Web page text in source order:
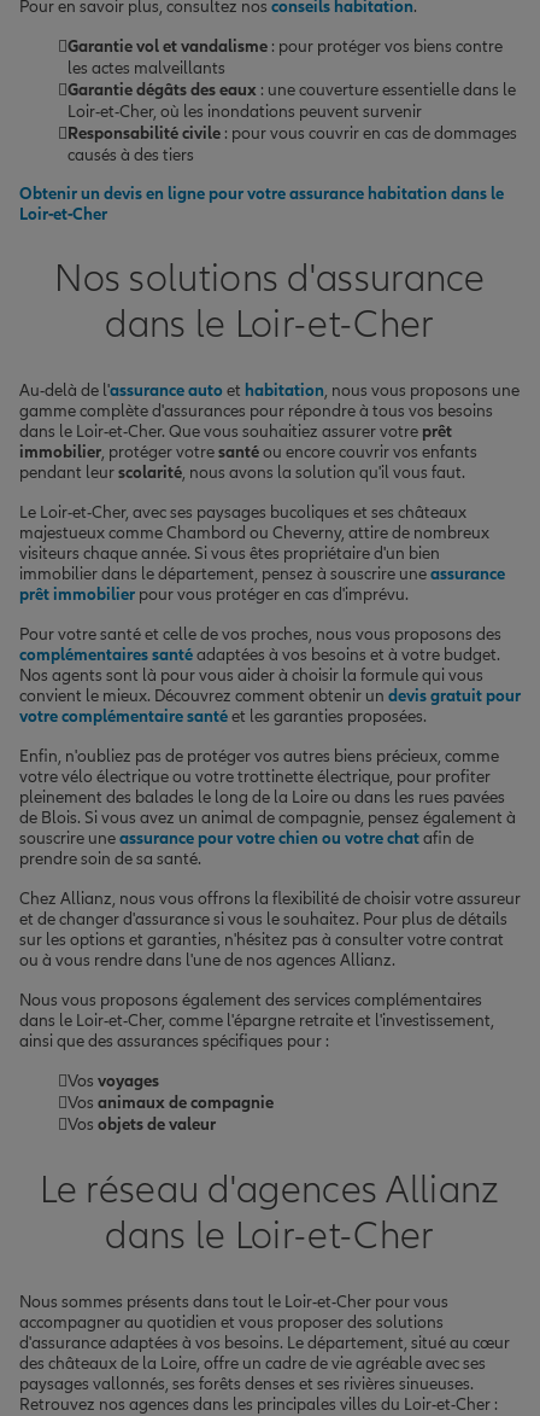
Pour en savoir plus, consultez nos conseils habitation.
Garantie vol et vandalisme : pour protéger vos biens contre
les actes malveillants
Garantie dégâts des eaux : une couverture essentielle dans le
Loir-et-Cher, où les inondations peuvent survenir
Responsabilité civile : pour vous couvrir en cas de dommages
causés à des tiers
Obtenir un devis en ligne pour votre assurance habitation dans le
Loir-et-Cher
Nos solutions d'assurance
dans le Loir-et-Cher
Au-delà de l'assurance autoet habitation, nous vous proposons une
gamme complète d'assurances pour répondre à tous vos besoins
dans le Loir-et-Cher. Que vous souhaitiez assurer votre prêt
immobilier, protéger votresantéou encore couvrir vos enfants
pendant leurscolarité, nous avons la solution qu'il vous faut.
Le Loir-et-Cher, avec ses paysages bucoliques et ses châteaux
majestueux comme Chambord ou Cheverny, attire de nombreux
visiteurs chaque année. Si vous êtes propriétaire d'un bien
immobilier dans le département, pensez à souscrire uneassurance
prêt immobilier pour vous protéger en cas d'imprévu.
Pour votre santé et celle de vos proches, nous vous proposons des
complémentaires santéadaptées à vos besoins et à votre budget.
Nos agents sont là pour vous aider à choisir la formule qui vous
convient le mieux. Découvrez comment obtenir un devis gratuit pour
votre complémentaire santéet les garanties proposées.
Enfin, n'oubliez pas de protéger vos autres biens précieux, comme
votre vélo électrique ou votre trottinette électrique, pour profiter
pleinement des balades le long de la Loire ou dans les rues pavées
de Blois. Si vous avez un animal de compagnie, pensez également à
souscrire uneassurance pour votre chien ou votre chatafin de
prendre soin de sa santé.
Chez Allianz, nous vous offrons la flexibilité de choisir votre assureur
et de changer d'assurance si vous le souhaitez. Pour plus de détails
sur les options et garanties, n'hésitez pas à consulter votre contrat
ou à vous rendre dans l'une de nos agences Allianz.
Nous vous proposons également des services complémentaires
dans le Loir-et-Cher, comme l'épargne retraite et l'investissement,
ainsi que des assurances spécifiques pour :
Vos voyages
Vos animaux de compagnie
Vos objets de valeur
Le réseau d'agences Allianz
dans le Loir-et-Cher
Nous sommes présents dans tout le Loir-et-Cher pour vous
accompagner au quotidien et vous proposer des solutions
d'assurance adaptées à vos besoins. Le département, situé au cœur
des châteaux de la Loire, offre un cadre de vie agréable avec ses
paysages vallonnés, ses forêts denses et ses rivières sinueuses.
Retrouvez nos agences dans les principales villes du Loir-et-Cher :